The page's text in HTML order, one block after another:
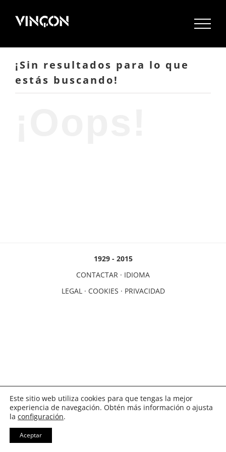
¡Sin resultados para lo que
estás buscando!
1929 - 2015
CONTACTAR · IDIOMA
LEGAL· COOKIES · PRIVACIDAD
Este sitio web utiliza cookies para que tengas la mejor
experiencia de navegación. Obtén más información o ajusta
la configuración.
Aceptar